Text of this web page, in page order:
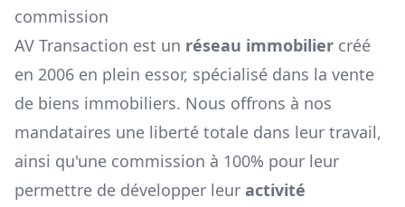
commission
AV Transaction est un réseau immobilier créé
en 2006 en plein essor, spécialisé dans la vente
de biens immobiliers. Nous offrons à nos
mandataires une liberté totale dans leur travail,
ainsi qu'une commission à 100% pour leur
permettre de développer leur activité